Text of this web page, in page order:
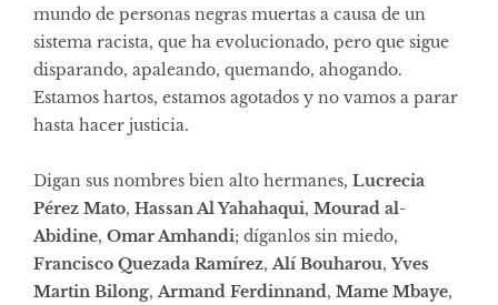
mundo de personas negras muertas a causa de un
sistema racista, que ha evolucionado, pero que sigue
disparando, apaleando, quemando, ahogando.
Estamos hartos, estamos agotados y no vamos a parar
hasta hacer justicia.
Digan sus nombres bien alto hermanes, Lucrecia
Pérez Mato, Hassan Al Yahahaqui, Mourad al-
Abidine, Omar Amhandi; díganlos sin miedo,
Francisco Quezada Ramírez, Alí Bouharou,Yves
Martin Bilong, Armand Ferdinnand , Mame Mbaye,